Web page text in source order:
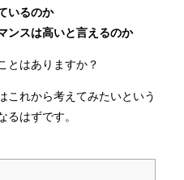
いるのか
ンスは高いと言えるのか
とはありますか？
これから考えてみたいという
るはずです。